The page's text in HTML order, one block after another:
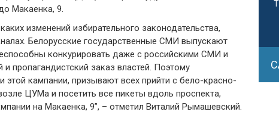
Макаенка, 9.
изменений избирательного законодательства,
Белорусские государственные СМИ выпускают
конкурировать даже с российскими СМИ и
пропагандистский заказ властей. Поэтому
кампании, призывают всех прийти с бело-красно-
ЦУМа и посетить все пикеты вдоль проспекта,
на Макаенка, 9”, – отметил Виталий Рымашевский.